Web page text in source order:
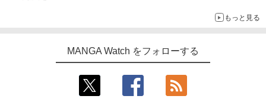
もっと見る
MANGA Watch をフォローする